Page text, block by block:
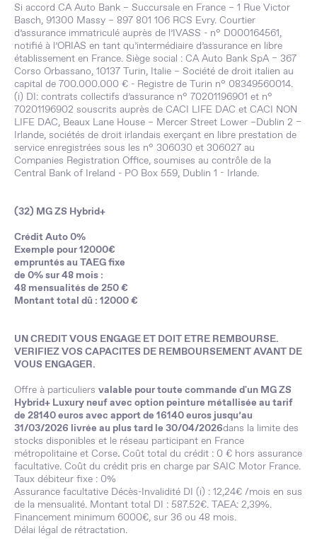
Si accord CA Auto Bank – Succursale en France – 1 Rue Victor
Basch, 91300 Massy – 897 801 106 RCS Evry. Courtier
d’assurance immatriculé auprès de l’IVASS - n° D000164561,
notifié à l’ORIAS en tant qu’intermédiaire d’assurance en libre
établissement en France. Siège social : CA Auto Bank SpA – 367
Corso Orbassano, 10137 Turin, Italie – Société de droit italien au
capital de 700.000.000 € - Registre de Turin n° 08349560014.
(i) DI: contrats collectifs d’assurance n° 70201196901 et n°
70201196902 souscrits auprès de CACI LIFE DAC et CACI NON
LIFE DAC, Beaux Lane House – Mercer Street Lower –Dublin 2 –
Irlande, sociétés de droit irlandais exerçant en libre prestation de
service enregistrées sous les n° 306030 et 306027 au
Companies Registration Office, soumises au contrôle de la
Central Bank of Ireland - PO Box 559, Dublin 1 - Irlande.
(32) MG ZS Hybrid+
Crédit Auto 0%
Exemple pour 12000€
empruntés au TAEG fixe
de 0% sur 48 mois :
48 mensualités de 250 €
Montant total dû : 12000 €
UN CREDIT VOUS ENGAGE ET DOIT ETRE REMBOURSE.
VERIFIEZ VOS CAPACITES DE REMBOURSEMENT AVANT DE
VOUS ENGAGER.
Offre à particuliers valable pour toute commande d'un MG ZS
Hybrid+ Luxury neuf avec option peinture métallisée au tarif
de 28140 euros avec apport de 16140 euros jusqu’au
31/03/2026 livrée au plus tard le 30/04/2026dans la limite des
stocks disponibles et le réseau participant en France
métropolitaine et Corse. Coût total du crédit : 0 € hors assurance
facultative. Coût du crédit pris en charge par SAIC Motor France.
Taux débiteur fixe : 0%
Assurance facultative Décès-Invalidité DI (i) : 12,24€ /mois en sus
de la mensualité. Montant total DI : 587.52€. TAEA: 2,39%.
Financement minimum 6000€, sur 36 ou 48 mois.
Délai légal de rétractation.